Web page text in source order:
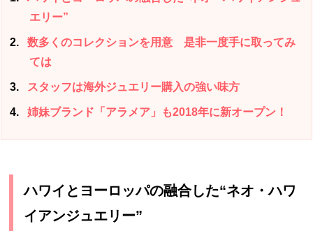
エリー”
2
数多くのコレクションを用意 是非一度手に取ってみ
ては
3 スタッフは海外ジュエリー購入の強い味方
4 姉妹ブランド「アラメア」も2018年に新オープン！
ハワイとヨーロッパの融合した“ネオ・ハワ
イアンジュエリー”